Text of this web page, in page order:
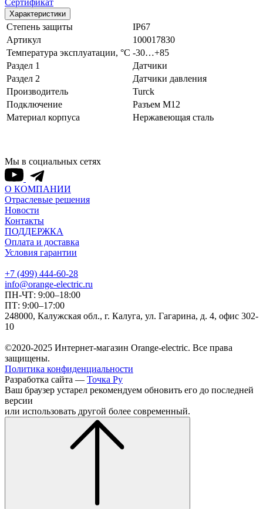
Характеристики
Степень защиты
IP67
Артикул
100017830
Температура эксплуатации, °С -30…+85
Раздел 1
Датчики
Раздел 2
Датчики давления
Производитель
Turck
Подключение
Разъем M12
Материал корпуса
Нержавеющая сталь
Мы в социальных сетях
О КОМПАНИИ
Отраслевые решения
Новости
Контакты
ПОДДЕРЖКА
Оплата и доставка
Условия гарантии
+7 (499) 444-60-28
info@orange-electric.ru
ПН-ЧТ: 9:00–18:00
ПТ: 9:00–17:00
248000, Калужская обл., г. Калуга, ул. Гагарина, д. 4, офис 302-
10
©2020-2025 Интернет-магазин Orange-electric. Все права
защищены.
Политика конфиденциальности
Разработка сайта — Точка Ру
Ваш браузер устарел рекомендуем обновить его до последней
версии
или использовать другой более современный.